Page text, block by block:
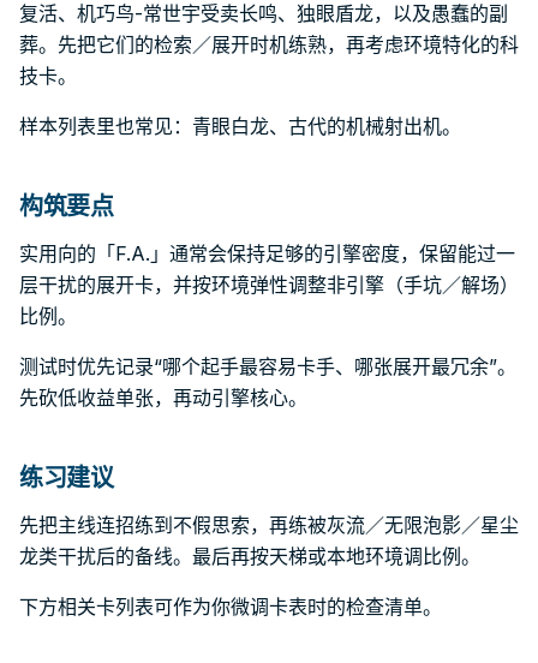
复活、机巧鸟-常世宇受卖长鸣、独眼盾龙，以及愚蠢的副
葬。先把它们的检索／展开时机练熟，再考虑环境特化的科
技卡。
样本列表里也常见：青眼白龙、古代的机械射出机。
构筑要点
实用向的「F.A.」通常会保持足够的引擎密度，保留能过一
层干扰的展开卡，并按环境弹性调整非引擎（手坑／解场）
比例。
测试时优先记录“哪个起手最容易卡手、哪张展开最冗余”。
先砍低收益单张，再动引擎核心。
练习建议
先把主线连招练到不假思索，再练被灰流／无限泡影／星尘
龙类干扰后的备线。最后再按天梯或本地环境调比例。
下方相关卡列表可作为你微调卡表时的检查清单。